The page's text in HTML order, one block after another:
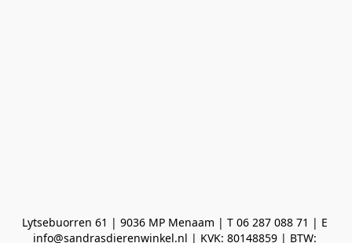
Lytsebuorren 61 | 9036 MP Menaam | T 06 287 088 71 | E
info@sandrasdierenwinkel.nl | KVK: 80148859 | BTW: